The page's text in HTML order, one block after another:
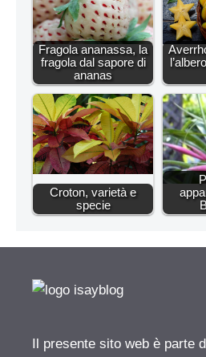
Fragola ananassa, la
fragola dal sapore di
ananas
Croton, varietà e
specie
Il presente sito web è parte